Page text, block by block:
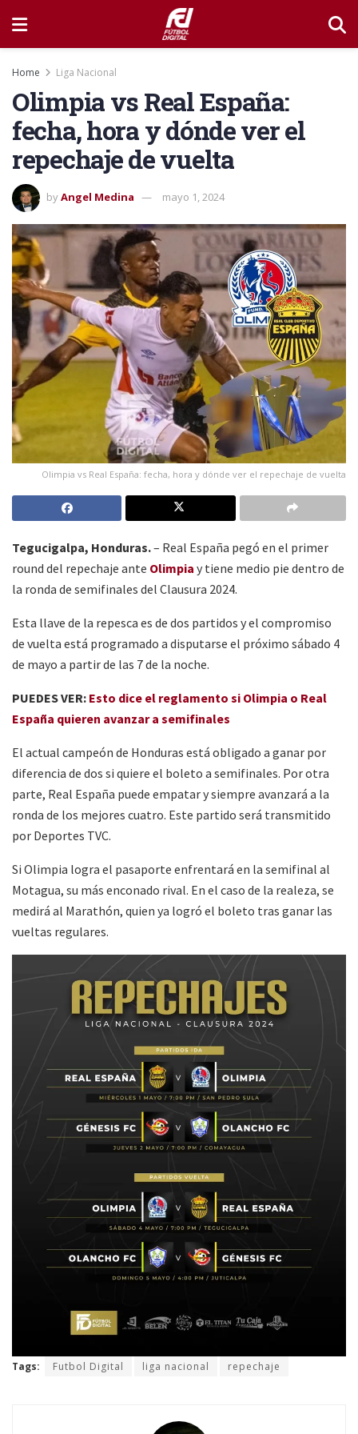
Home Liga Nacional
Olimpia vs Real España:
fecha, hora y dónde ver el
repechaje de vuelta
byAngel Medina mayo 1, 2024
Olimpia vs Real España: fecha, hora y dónde ver el repechaje de vuelta
Tegucigalpa, Honduras.– Real España pegó en el primer
round del repechaje ante Olimpia y tiene medio pie dentro de
la ronda de semifinales del Clausura 2024.
Esta llave de la repesca es de dos partidos y el compromiso
de vuelta está programado a disputarse el próximo sábado 4
de mayo a partir de las 7 de la noche.
PUEDES VER: Esto dice el reglamento si Olimpia o Real
España quieren avanzar a semifinales
El actual campeón de Honduras está obligado a ganar por
diferencia de dos si quiere el boleto a semifinales. Por otra
parte, Real España puede empatar y siempre avanzará a la
ronda de los mejores cuatro. Este partido será transmitido
por Deportes TVC.
Si Olimpia logra el pasaporte enfrentará en la semifinal al
Motagua, su más enconado rival. En el caso de la realeza, se
medirá al Marathón, quien ya logró el boleto tras ganar las
vueltas regulares.
Tags: Futbol Digital liga nacional repechaje